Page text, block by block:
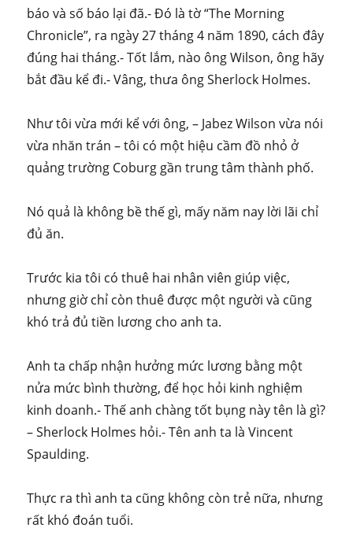
báo và số báo lại đã.- Đó là tờ “The Morning
Chronicle”, ra ngày 27 tháng 4 năm 1890, cách đây
đúng hai tháng.- Tốt lắm, nào ông Wilson, ông hãy
bắt đầu kể đi.- Vâng, thưa ông Sherlock Holmes.
Như tôi vừa mới kể với ông, – Jabez Wilson vừa nói
vừa nhăn trán – tôi có một hiệu cầm đồ nhỏ ở
quảng trường Coburg gần trung tâm thành phố.
Nó quả là không bề thế gì, mấy năm nay lời lãi chỉ
đủ ăn.
Trước kia tôi có thuê hai nhân viên giúp việc,
nhưng giờ chỉ còn thuê được một người và cũng
khó trả đủ tiền lương cho anh ta.
Anh ta chấp nhận hưởng mức lương bằng một
nửa mức bình thường, để học hỏi kinh nghiệm
kinh doanh.- Thế anh chàng tốt bụng này tên là gì?
– Sherlock Holmes hỏi.- Tên anh ta là Vincent
Spaulding.
Thực ra thì anh ta cũng không còn trẻ nữa, nhưng
rất khó đoán tuổi.